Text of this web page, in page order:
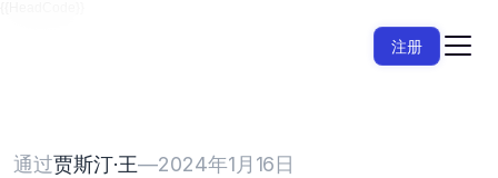
注册
通过贾斯汀·王—2024年1月16日